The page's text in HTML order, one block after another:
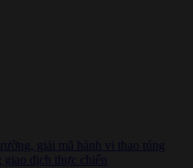
giải mã hành vi thao túng
dịch thực chiến